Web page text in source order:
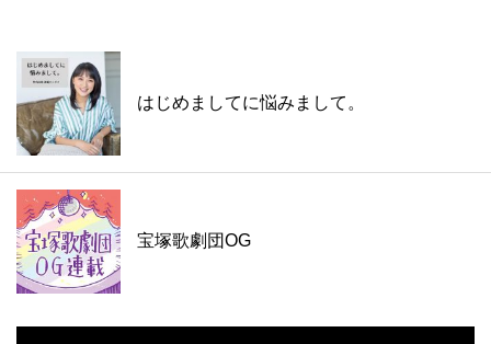
はじめましてに悩みまして。
宝塚歌劇団OG